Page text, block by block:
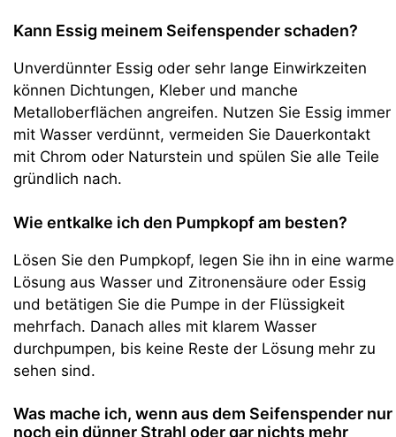
Kann Essig meinem Seifenspender schaden?
Unverdünnter Essig oder sehr lange Einwirkzeiten
können Dichtungen, Kleber und manche
Metalloberflächen angreifen. Nutzen Sie Essig immer
mit Wasser verdünnt, vermeiden Sie Dauerkontakt
mit Chrom oder Naturstein und spülen Sie alle Teile
gründlich nach.
Wie entkalke ich den Pumpkopf am besten?
Lösen Sie den Pumpkopf, legen Sie ihn in eine warme
Lösung aus Wasser und Zitronensäure oder Essig
und betätigen Sie die Pumpe in der Flüssigkeit
mehrfach. Danach alles mit klarem Wasser
durchpumpen, bis keine Reste der Lösung mehr zu
sehen sind.
Was mache ich, wenn aus dem Seifenspender nur
noch ein dünner Strahl oder gar nichts mehr